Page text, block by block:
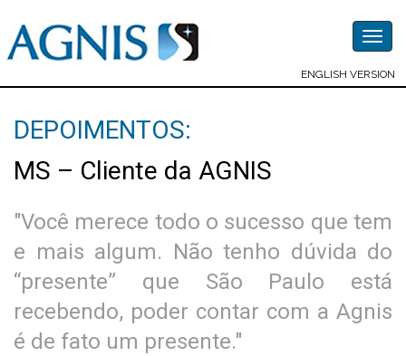
ENGLISH VERSION
DEPOIMENTOS:
MS – Cliente da AGNIS
"Você merece todo o sucesso que tem
e mais algum. Não tenho dúvida do
“presente” que São Paulo está
recebendo, poder contar com a Agnis
é de fato um presente."